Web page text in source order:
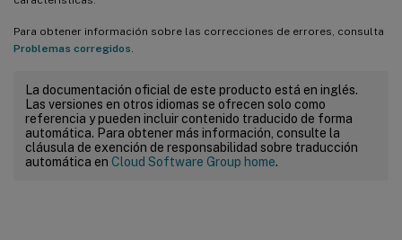
Para obtener información sobre las correcciones de errores, consulta
Problemas corregidos
La documentación oficial de este producto está en inglés.
Las versiones en otros idiomas se ofrecen solo como
referencia y pueden incluir contenido traducido de forma
automática. Para obtener más información, consulte la
cláusula de exención de responsabilidad sobre traducción
automática en Cloud Software Group home.